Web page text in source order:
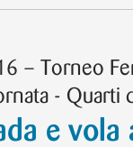
– Torneo
- Quarti
e vola